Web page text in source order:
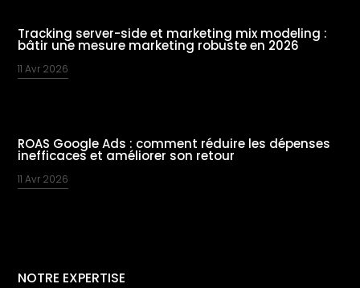
Tracking server-side et marketing mix modeling :
bâtir une mesure marketing robuste en 2026
11 Avr 2026
ROAS Google Ads : comment réduire les dépenses
inefficaces et améliorer son retour
11 Avr 2026
NOTRE EXPERTISE